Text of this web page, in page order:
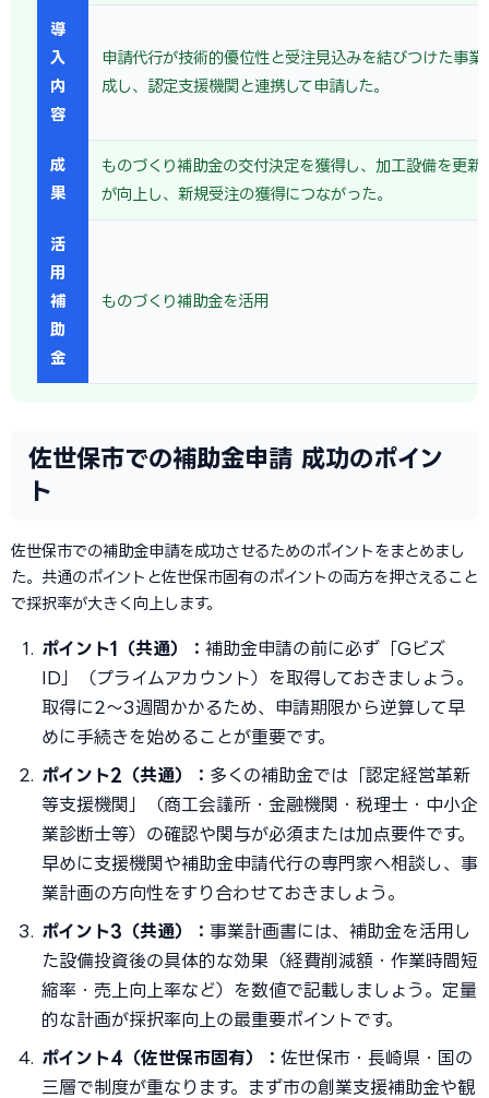
導
入
内
容
申請代行が技術的優位性と受注見込みを結びつけた事業
成し、認定支援機関と連携して申請した。
成
果
ものづくり補助金の交付決定を獲得し、加工設備を更新
が向上し、新規受注の獲得につながった。
活
用
補
助
金
ものづくり補助金を活用
佐世保市での補助金申請 成功のポイン
ト
佐世保市での補助金申請を成功させるためのポイントをまとめまし
た。共通のポイントと佐世保市固有のポイントの両方を押さえること
で採択率が大きく向上します。
ポイント1（共通）： 補助金申請の前に必ず「Gビズ
ID」（プライムアカウント）を取得しておきましょう。
取得に2〜3週間かかるため、申請期限から逆算して早
めに手続きを始めることが重要です。
ポイント2（共通）： 多くの補助金では「認定経営革新
等支援機関」（商工会議所・金融機関・税理士・中小企
業診断士等）の確認や関与が必須または加点要件です。
早めに支援機関や補助金申請代行の専門家へ相談し、事
業計画の方向性をすり合わせておきましょう。
ポイント3（共通）： 事業計画書には、補助金を活用し
た設備投資後の具体的な効果（経費削減額・作業時間短
縮率・売上向上率など）を数値で記載しましょう。定量
的な計画が採択率向上の最重要ポイントです。
ポイント4（佐世保市固有）： 佐世保市・長崎県・国の
三層で制度が重なります。まず市の創業支援補助金や観